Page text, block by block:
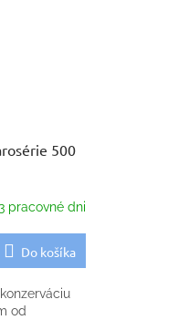
500
pracovné dni
Do košíka
od